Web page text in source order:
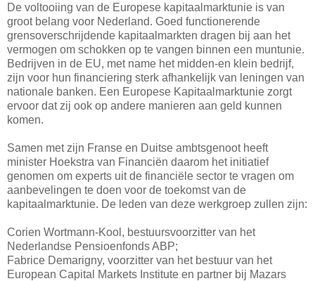
De voltooiing van de Europese kapitaalmarktunie is van
groot belang voor Nederland. Goed functionerende
grensoverschrijdende kapitaalmarkten dragen bij aan het
vermogen om schokken op te vangen binnen een muntunie.
Bedrijven in de EU, met name het midden-en klein bedrijf,
zijn voor hun financiering sterk afhankelijk van leningen van
nationale banken. Een Europese Kapitaalmarktunie zorgt
ervoor dat zij ook op andere manieren aan geld kunnen
komen.
Samen met zijn Franse en Duitse ambtsgenoot heeft
minister Hoekstra van Financiën daarom het initiatief
genomen om experts uit de financiële sector te vragen om
aanbevelingen te doen voor de toekomst van de
kapitaalmarktunie. De leden van deze werkgroep zullen zijn:
Corien Wortmann-Kool, bestuursvoorzitter van het
Nederlandse Pensioenfonds ABP;
Fabrice Demarigny, voorzitter van het bestuur van het
European Capital Markets Institute en partner bij Mazars